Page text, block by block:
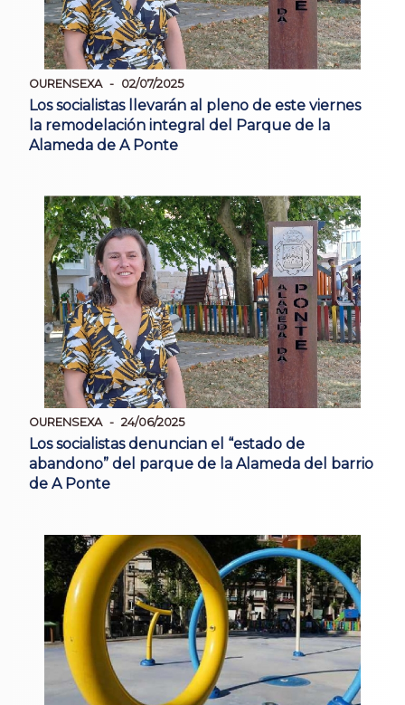
OURENSEXA 02/07/2025
Los socialistas llevarán al pleno de este viernes
la remodelación integral del Parque de la
Alameda de A Ponte
OURENSEXA 24/06/2025
Los socialistas denuncian el “estado de
abandono” del parque de la Alameda del barrio
de A Ponte